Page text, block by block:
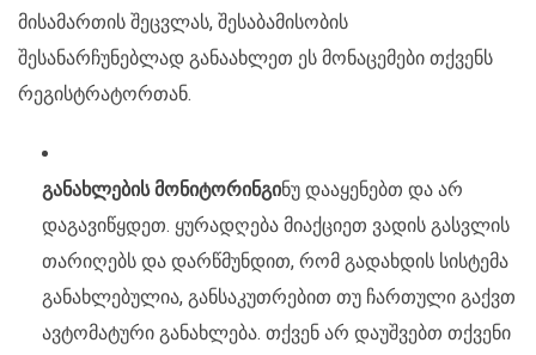
მისამართის შეცვლას, შესაბამისობის
შესანარჩუნებლად განაახლეთ ეს მონაცემები თქვენს
რეგისტრატორთან.
განახლების მონიტორინგინუ დააყენებთ და არ
დაგავიწყდეთ. ყურადღება მიაქციეთ ვადის გასვლის
თარიღებს და დარწმუნდით, რომ გადახდის სისტემა
განახლებულია, განსაკუთრებით თუ ჩართული გაქვთ
ავტომატური განახლება. თქვენ არ დაუშვებთ თქვენი